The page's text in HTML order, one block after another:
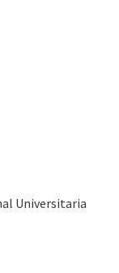
Universitaria